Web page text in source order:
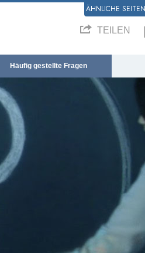
ÄHNLICHE SEITEN
TEILEN
Häufig gestellte Fragen